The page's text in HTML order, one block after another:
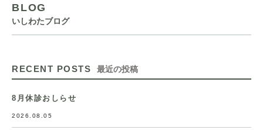
BLOG
いしわたブログ
RECENT POSTS 最近の投稿
8月休診おしらせ
2026.08.05